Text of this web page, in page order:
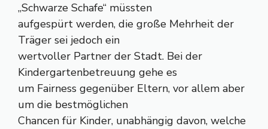
„Schwarze Schafe“ müssten
aufgespürt werden, die große Mehrheit der
Träger sei jedoch ein
wertvoller Partner der Stadt. Bei der
Kindergartenbetreuung gehe es
um Fairness gegenüber Eltern, vor allem aber
um die bestmöglichen
Chancen für Kinder, unabhängig davon, welche